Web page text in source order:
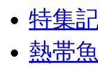
特集
熱帯